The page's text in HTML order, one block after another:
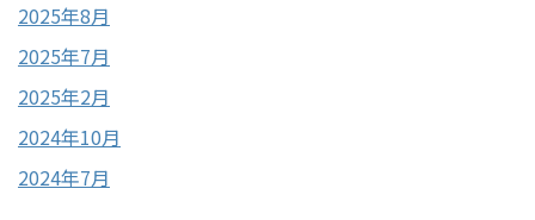
2025年8月
2025年7月
2025年2月
2024年10月
2024年7月